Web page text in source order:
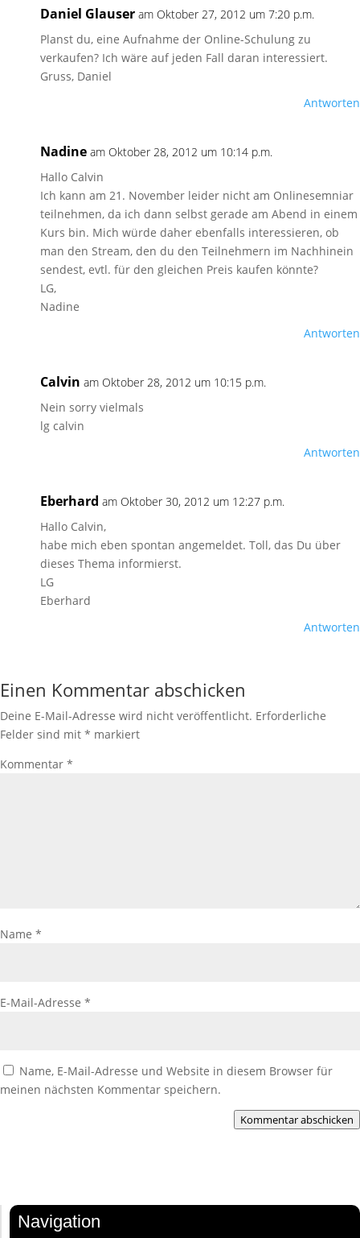
Daniel Glauser am Oktober 27, 2012 um 7:20 p.m.
Planst du, eine Aufnahme der Online-Schulung zu
verkaufen? Ich wäre auf jeden Fall daran interessiert.
Gruss, Daniel
Antworten
Nadine am Oktober 28, 2012 um 10:14 p.m.
Hallo Calvin
Ich kann am 21. November leider nicht am Onlinesemniar
teilnehmen, da ich dann selbst gerade am Abend in einem
Kurs bin. Mich würde daher ebenfalls interessieren, ob
man den Stream, den du den Teilnehmern im Nachhinein
sendest, evtl. für den gleichen Preis kaufen könnte?
LG,
Nadine
Antworten
Calvin am Oktober 28, 2012 um 10:15 p.m.
Nein sorry vielmals
lg calvin
Antworten
Eberhard am Oktober 30, 2012 um 12:27 p.m.
Hallo Calvin,
habe mich eben spontan angemeldet. Toll, das Du über
dieses Thema informierst.
LG
Eberhard
Antworten
Einen Kommentar abschicken
Deine E-Mail-Adresse wird nicht veröffentlicht. Erforderliche
Felder sind mit * markiert
Kommentar *
Name *
E-Mail-Adresse *
Name, E-Mail-Adresse und Website in diesem Browser für
meinen nächsten Kommentar speichern.
Kommentar abschicken
Navigation